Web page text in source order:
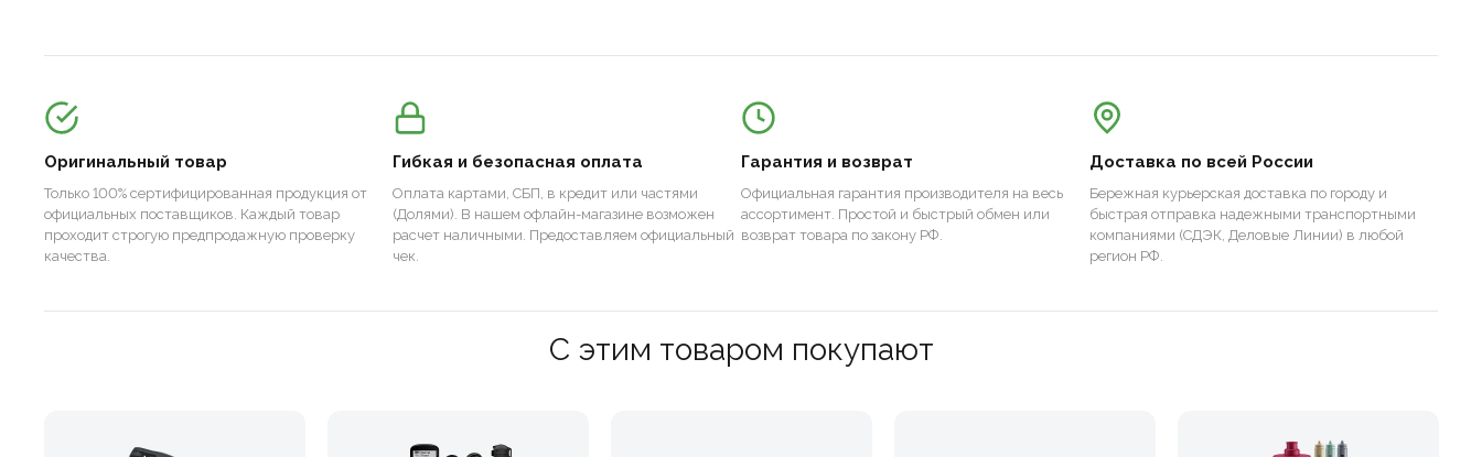
Оригинальный товар
Только 100% сертифицированная продукция от
официальных поставщиков. Каждый товар
проходит строгую предпродажную проверку
качества.
Гибкая и безопасная оплата
Оплата картами, СБП, в кредит или частями
(Долями). В нашем офлайн-магазине возможен
расчет наличными. Предоставляем официальный
чек.
Гарантия и возврат
Официальная гарантия производителя на весь
ассортимент. Простой и быстрый обмен или
возврат товара по закону РФ.
Доставка по всей России
Бережная курьерская доставка по городу и
быстрая отправка надежными транспортными
компаниями (СДЭК, Деловые Линии) в любой
регион РФ.
С этим товаром покупают